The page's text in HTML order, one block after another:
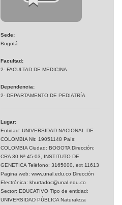
Sede:
Bogotá
Facultad:
2- FACULTAD DE MEDICINA
Dependencia:
2- DEPARTAMENTO DE PEDIATRÍA
Lugar:
Entidad: UNIVERSIDAD NACIONAL DE
COLOMBIA Nit: 19051148 País:
COLOMBIA Ciudad: BOGOTA Dirección:
CRA 30 Nª 45-03, INSTITUTO DE
GENETICA Teléfono: 3165000, ext 11613
Pagina web: www.unal.edu.co Dirección
Electrónica: khurtadoc@unal.edu.co
Sector: EDUCATIVO Tipo de entidad:
UNIVERSIDAD PÚBLICA Naturaleza